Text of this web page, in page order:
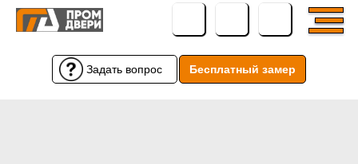
Задать вопрос Бесплатный замер
Задать вопрос